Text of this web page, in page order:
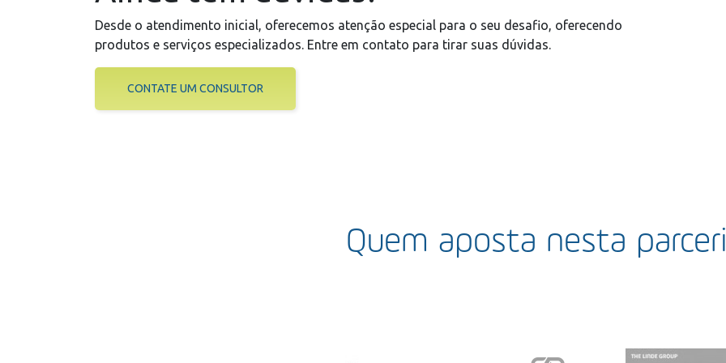
Desde o atendimento inicial, oferecemos atenção especial para o seu desafio, oferecendo
produtos e serviços especializados. Entre em contato para tirar suas dúvidas.
CONTATE UM CONSULTOR
Quem aposta nesta